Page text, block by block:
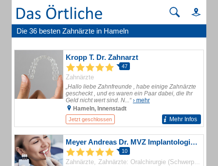
Die 36 besten Zahnärzte in Hameln
Kropp T. Dr. Zahnarzt
47
Zahnärzte
„Hallo liebe Zahnfreunde , habe einige Zahnärzte
gescheckt , und es waren ein Paar dabei, die Ihr
Geld nicht wert sind. N...“› mehr
Hameln, Innenstadt
Jetzt geschlossen Mehr Infos
Meyer Andreas Dr. MVZ Implantologie I Oralchirurgie I Mund-, Kiefer- und Gesichtschirurgie
10
Zahnärzte Zahnärzte: Oralchirurgie (Schwerpunkt)